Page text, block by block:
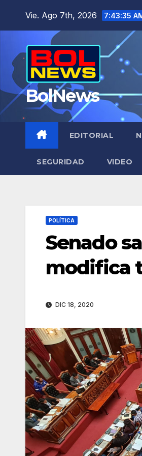
Vie. Ago 7th, 2026 7:43:36
BolNews
EDITORIAL
SEGURIDAD VIDEO
POLÍTICA
Senado
modifica
DIC 18, 2020